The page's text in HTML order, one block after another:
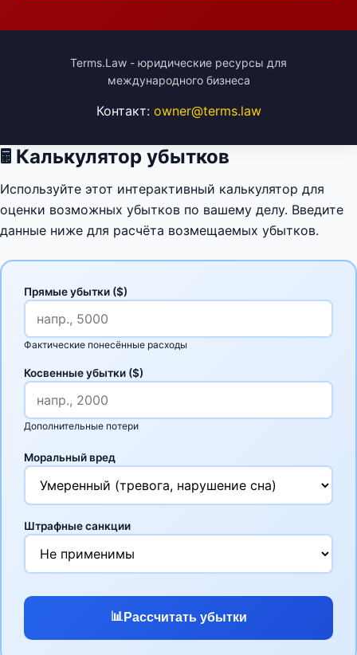
Terms.Law - юридические ресурсы для
международного бизнеса
Контакт: owner@terms.law
🖩 Калькулятор убытков
Используйте этот интерактивный калькулятор для
оценки возможных убытков по вашему делу. Введите
данные ниже для расчёта возмещаемых убытков.
Прямые убытки ($)
Фактические понесённые расходы
Косвенные убытки ($)
Дополнительные потери
Моральный вред
Штрафные санкции
📊Рассчитать убытки